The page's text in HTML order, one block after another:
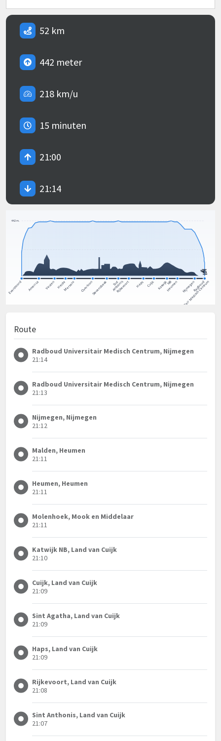
52 km
442 meter
218 km/u
15 minuten
21:00
21:14
Route
Radboud Universitair Medisch Centrum, Nijmegen
21:14
Radboud Universitair Medisch Centrum, Nijmegen
21:13
Nijmegen, Nijmegen
21:12
Malden, Heumen
21:11
Heumen, Heumen
21:11
Molenhoek, Mook en Middelaar
21:11
Katwijk NB, Land van Cuijk
21:10
Cuijk, Land van Cuijk
21:09
Sint Agatha, Land van Cuijk
21:09
Haps, Land van Cuijk
21:09
Rijkevoort, Land van Cuijk
21:08
Sint Anthonis, Land van Cuijk
21:07